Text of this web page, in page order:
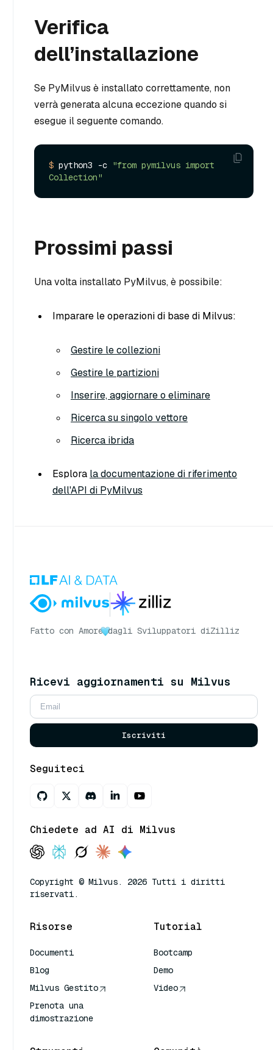
Verifica
dell’installazione
Se PyMilvus è installato correttamente, non
verrà generata alcuna eccezione quando si
esegue il seguente comando.
$ python3 -c "from pymilvus import
Collection"
Prossimi passi
Una volta installato PyMilvus, è possibile:
Imparare le operazioni di base di Milvus:
Gestire le collezioni
Gestire le partizioni
Inserire, aggiornare o eliminare
Ricerca su singolo vettore
Ricerca ibrida
Esplora la documentazione di riferimento
dell'API di PyMilvus
Fatto con Amore dagli Sviluppatori diZilliz
Ricevi aggiornamenti su Milvus
Iscriviti
Seguiteci
Chiedete ad AI di Milvus
Copyright © Milvus. 2026 Tutti i diritti
riservati.
Risorse
Documenti
Blog
Milvus Gestito
Prenota una
dimostrazione
Tutorial
Bootcamp
Demo
Video